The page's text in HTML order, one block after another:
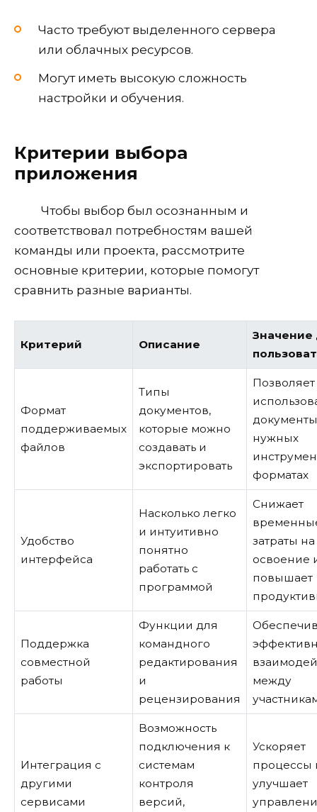
Часто требуют выделенного сервера
или облачных ресурсов.
Могут иметь высокую сложность
настройки и обучения.
Критерии выбора
приложения
Чтобы выбор был осознанным и
соответствовал потребностям вашей
команды или проекта, рассмотрите
основные критерии, которые помогут
сравнить разные варианты.
Критерий Описание
Значение
Формат
поддерживаемых
файлов
Типы
документов,
которые можно
создавать и
экспортировать
Позволяет
нужных
форматах
Удобство
интерфейса
Насколько легко
и интуитивно
понятно
работать с
программой
Снижает
затраты на
освоение
повышает
Поддержка
совместной
работы
Функции для
командного
редактирования
и
рецензирования
между
Интеграция с
другими
сервисами
Возможность
подключения к
системам
контроля
версий,
Ускоряет
процессы
улучшает